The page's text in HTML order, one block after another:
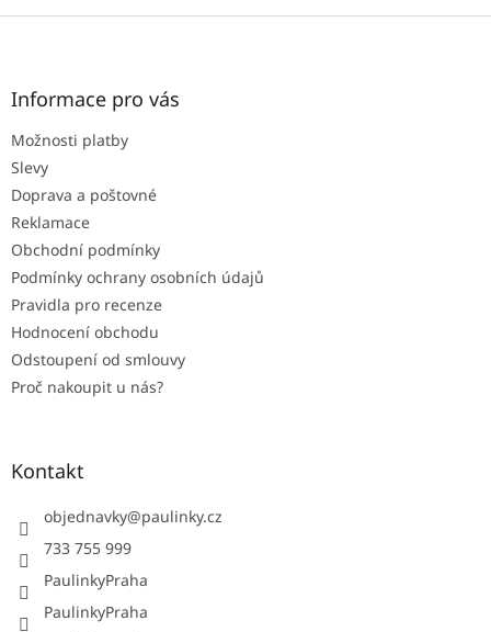
Z
Informace pro vás
Možnosti platby
Slevy
Doprava a poštovné
Reklamace
Obchodní podmínky
Podmínky ochrany osobních údajů
Pravidla pro recenze
Hodnocení obchodu
Odstoupení od smlouvy
Proč nakoupit u nás?
Kontakt
objednavky@paulinky.cz
733 755 999
PaulinkyPraha
PaulinkyPraha